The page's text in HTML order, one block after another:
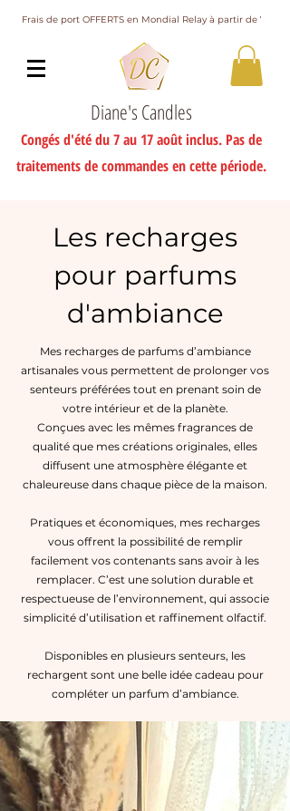
Frais de port OFFERTS en Mondial Relay à partir de 75€
Diane's Candles
Congés d'été du 7 au 17 août inclus. Pas de
traitements de commandes en cette période.
Les recharges
pour parfums
d'ambiance
Mes recharges de parfums d’ambiance
artisanales vous permettent de prolonger vos
senteurs préférées tout en prenant soin de
votre intérieur et de la planète.
Conçues avec les mêmes fragrances de
qualité que mes créations originales, elles
diffusent une atmosphère élégante et
chaleureuse dans chaque pièce de la maison.
Pratiques et économiques, mes recharges
vous offrent la possibilité de remplir
facilement vos contenants sans avoir à les
remplacer. C’est une solution durable et
respectueuse de l’environnement, qui associe
simplicité d’utilisation et raffinement olfactif.
Disponibles en plusieurs senteurs, les
rechargent sont une belle idée cadeau pour
compléter un parfum d’ambiance.